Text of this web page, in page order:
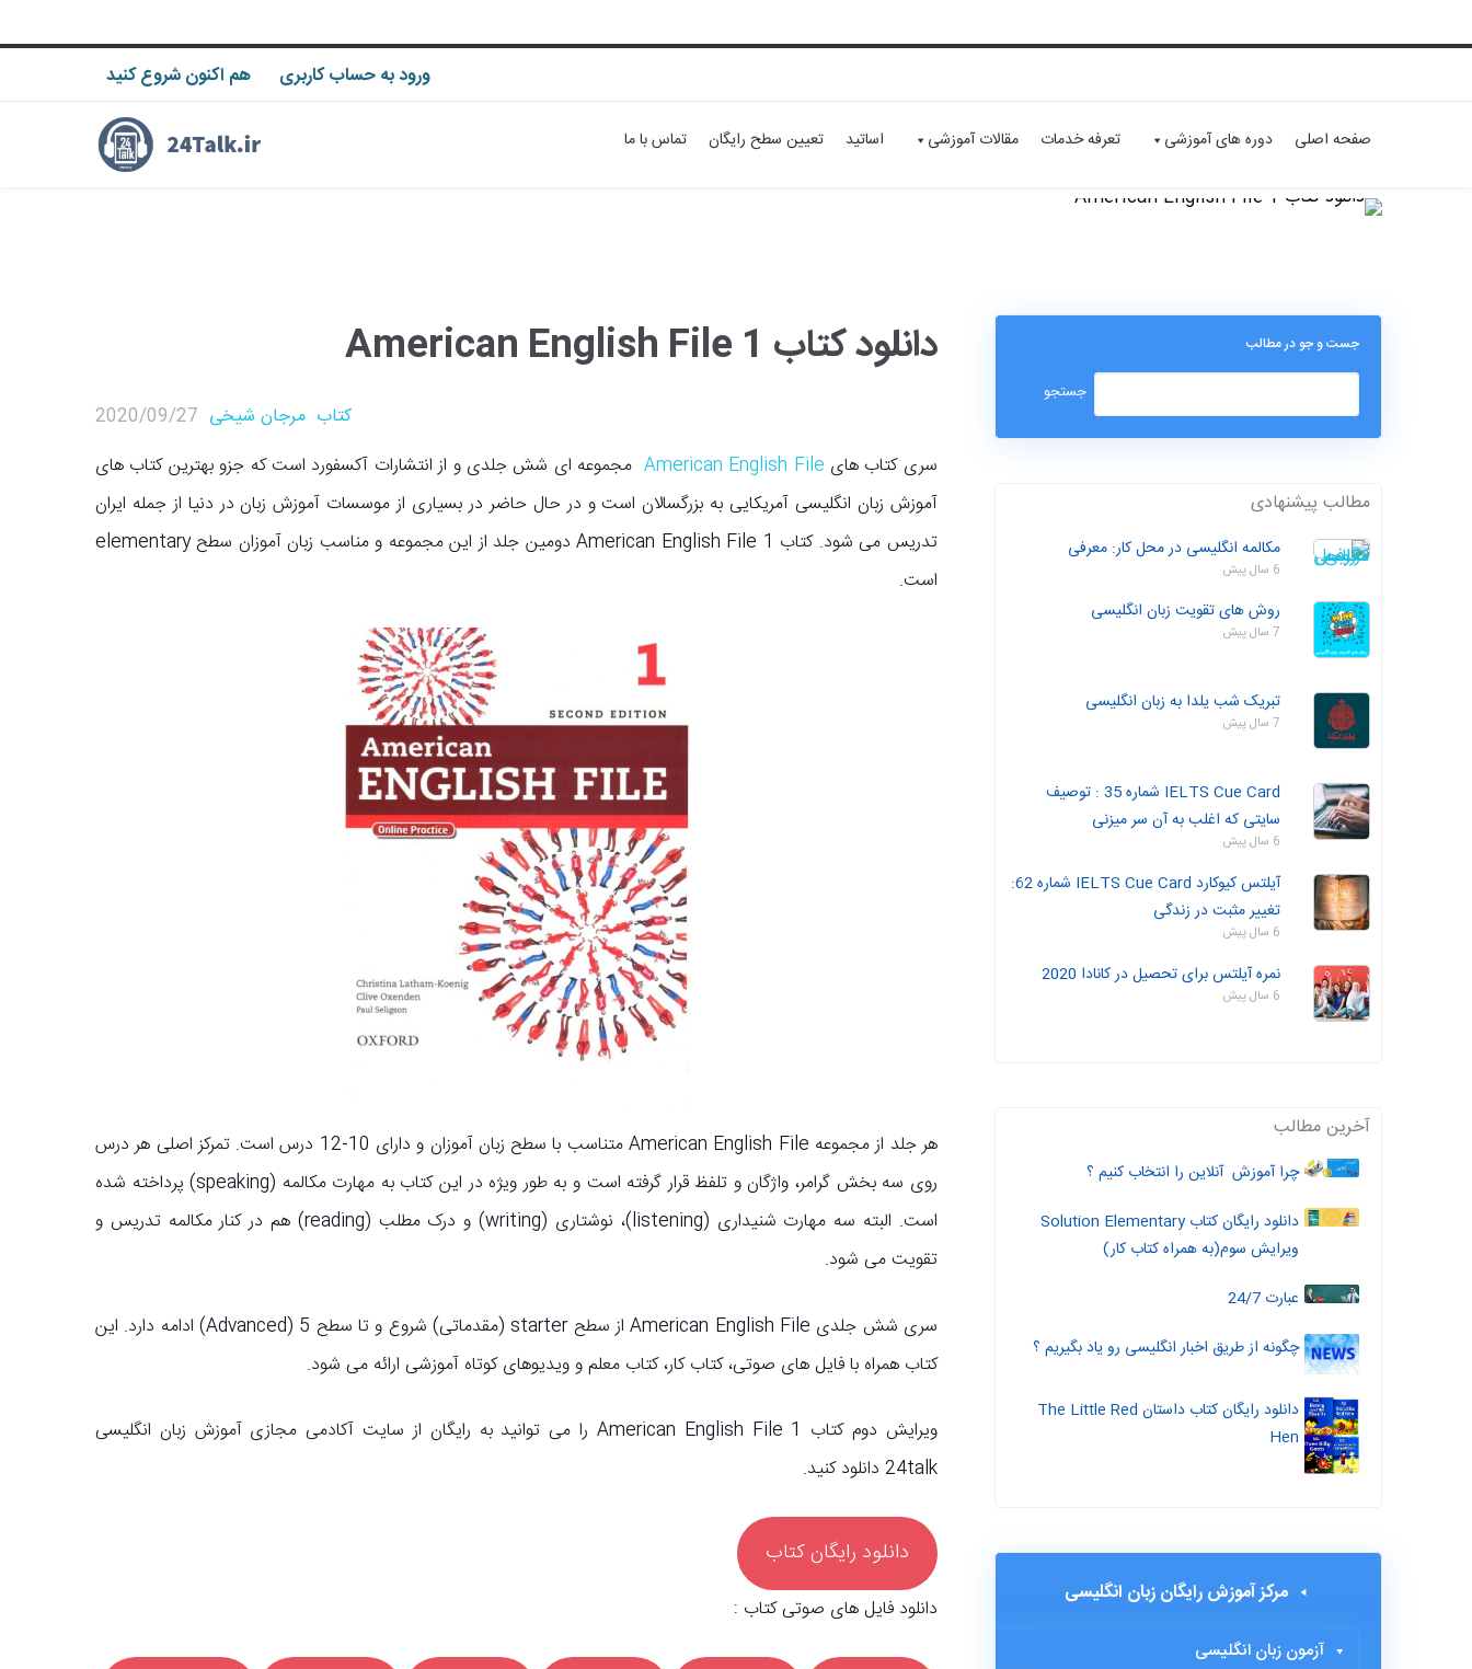
ورود به حساب کاربری هم اکنون شروع کنید
صفحه اصلی دوره های آموزشی تعرفه خدمات مقالات آموزشی اساتید تعیین سطح رایگان تماس با ما
دانلود کتاب American English File 1
2020/09/27 مرجان شیخی کتاب
سری کتاب های American English File مجموعه ای شش جلدی و از انتشارات آکسفورد است که جزو بهترین کتاب های
آموزش زبان انگلیسی آمریکایی به بزرگسالان است و در حال حاضر در بسیاری از موسسات آموزش زبان در دنیا از جمله ایران
تدریس می شود. کتاب American English File 1 دومین جلد از این مجموعه و مناسب زبان آموزان سطح elementary
است.
هر جلد از مجموعه American English File متناسب با سطح زبان آموزان و دارای 10-12 درس است. تمرکز اصلی هر درس
روی سه بخش گرامر، واژگان و تلفظ قرار گرفته است و به طور ویژه در این کتاب به مهارت مکالمه (speaking) پرداخته شده
است. البته سه مهارت شنیداری (listening)، نوشتاری (writing) و درک مطلب (reading) هم در کنار مکالمه تدریس و
تقویت می شود.
سری شش جلدی American English File از سطح starter (مقدماتی) شروع و تا سطح 5 (Advanced) ادامه دارد. این
کتاب همراه با فایل های صوتی، کتاب کار، کتاب معلم و ویدیوهای کوتاه آموزشی ارائه می شود.
ویرایش دوم کتاب American English File 1 را می توانید به رایگان از سایت آکادمی مجازی آموزش زبان انگلیسی
24talk دانلود کنید.
دانلود رایگان کتاب
دانلود فایل های صوتی کتاب :
جست و جو در مطالب
مطالب پیشنهادی
مکالمه انگلیسی در محل کار: معرفی
6 سال پیش
روش های تقویت زبان انگلیسی
7 سال پیش
تبریک شب یلدا به زبان انگلیسی
7 سال پیش
IELTS Cue Card شماره 35 : توصیف
سایتی که اغلب به آن سر میزنی
6 سال پیش
آیلتس کیوکارد IELTS Cue Card شماره 62:
تغییر مثبت در زندگی
6 سال پیش
نمره آیلتس برای تحصیل در کانادا 2020
6 سال پیش
آخرین مطالب
چرا آموزش آنلاین را انتخاب کنیم ؟
دانلود رایگان کتاب Solution Elementary
ویرایش سوم(به همراه کتاب کار)
عبارت 24/7
چگونه از طریق اخبار انگلیسی رو یاد بگیریم ؟
دانلود رایگان کتاب داستان The Little Red
Hen
مرکز آموزش رایگان زبان انگلیسی
آزمون زبان انگلیسی